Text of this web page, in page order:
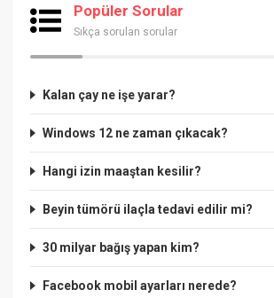
Popüler Sorular
Sıkça sorulan sorular
Kalan çay ne işe yarar?
Windows 12 ne zaman çıkacak?
Hangi izin maaştan kesilir?
Beyin tümörü ilaçla tedavi edilir mi?
30 milyar bağış yapan kim?
Facebook mobil ayarları nerede?